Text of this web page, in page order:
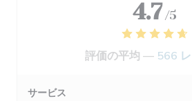
4.7 /5
評価の平均 — 566
サービス